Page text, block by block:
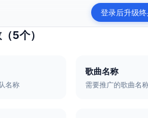
登录后升级
5个）
名称
歌曲名称
需要推广的歌曲名